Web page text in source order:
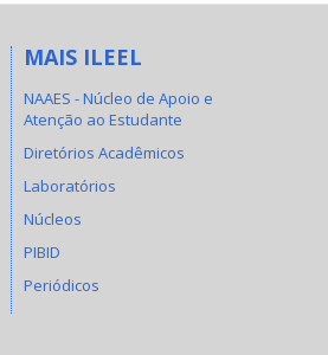
MAIS ILEEL
NAAES - Núcleo de Apoio e
Atenção ao Estudante
Diretórios Acadêmicos
Laboratórios
Núcleos
PIBID
Periódicos